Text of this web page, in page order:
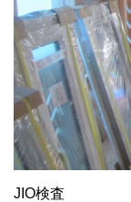
JIO検査